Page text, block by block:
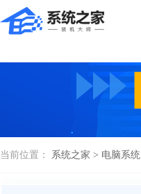
当前位置： 系统之家 > 电脑系统